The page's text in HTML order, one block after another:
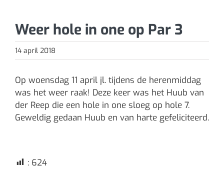
Weer hole in one op Par 3
14 april 2018
Op woensdag 11 april jl. tijdens de herenmiddag
was het weer raak! Deze keer was het Huub van
der Reep die een hole in one sloeg op hole 7.
Geweldig gedaan Huub en van harte gefeliciteerd.
: 624